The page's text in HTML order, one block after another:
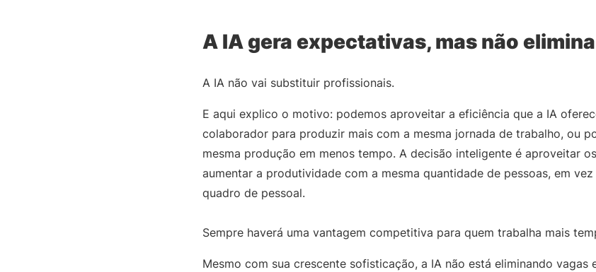
A IA gera expectativas, mas não
A IA não vai substituir profissionais.
E aqui explico o motivo: podemos aproveitar a eficiência que a IA
colaborador para produzir mais com a mesma jornada de trabalho, ou
mesma produção em menos tempo. A decisão inteligente é aproveitar
aumentar a produtividade com a mesma quantidade de pessoas, em
quadro de pessoal.
Sempre haverá uma vantagem competitiva para quem trabalha mais
Mesmo com sua crescente sofisticação, a IA não está eliminando vagas